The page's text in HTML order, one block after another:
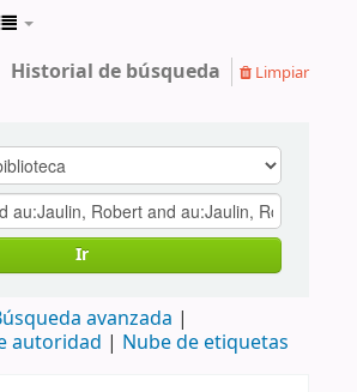
Historial de búsqueda Limpiar
Ir
avanzada
autoridad
Nube de etiquetas